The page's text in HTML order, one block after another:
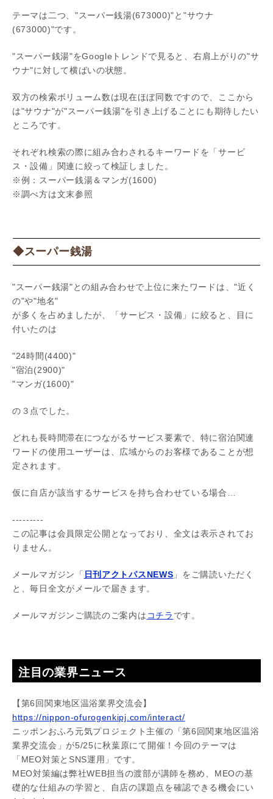
テーマは二つ、"スーパー銭湯(673000)"と"サウナ
(673000)"です。
"スーパー銭湯"をGoogleトレンドで見ると、右肩上がりの"サ
ウナ"に対して横ばいの状態。
双方の検索ボリューム数は現在ほぼ同数ですので、ここから
は"サウナ"が"スーパー銭湯"を引き上げることにも期待したい
ところです。
それぞれ検索の際に組み合わされるキーワードを「サービ
ス・設備」関連に絞って検証しました。
※例：スーパー銭湯＆マンガ(1600)
※調べ方は文末参照
◆スーパー銭湯
"スーパー銭湯"との組み合わせで上位に来たワードは、"近く
の"や"地名"
が多くを占めましたが、「サービス・設備」に絞ると、目に
付いたのは
"24時間(4400)"
"宿泊(2900)"
"マンガ(1600)"
の３点でした。
どれも長時間滞在につながるサービス要素で、特に宿泊関連
ワードの使用ユーザーは、広域からのお客様であることが想
定されます。
仮に自店が該当するサービスを持ち合わせている場合…
---------
この記事は会員限定公開となっており、全文は表示されてお
りません。
メールマガジン「 日刊アクトパスNEWS 」をご購読いただく
と、毎日全文がメールで届きます。
メールマガジンご購読のご案内は コチラ です。
注目の業界ニュース
【第6回関東地区温浴業界交流会】
https://nippon-ofurogenkipj.com/interact/
ニッポンおふろ元気プロジェクト主催の「第6回関東地区温浴
業界交流会」が5/25に秋葉原にて開催！今回のテーマは
「MEO対策とSNS運用」です。
MEO対策編は弊社WEB担当の渡部が講師を務め、MEOの基
礎的な仕組みの学習と、自店の課題点を確認できる機会にい